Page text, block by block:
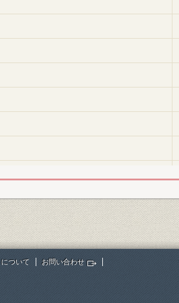
ついて お問い合わせ